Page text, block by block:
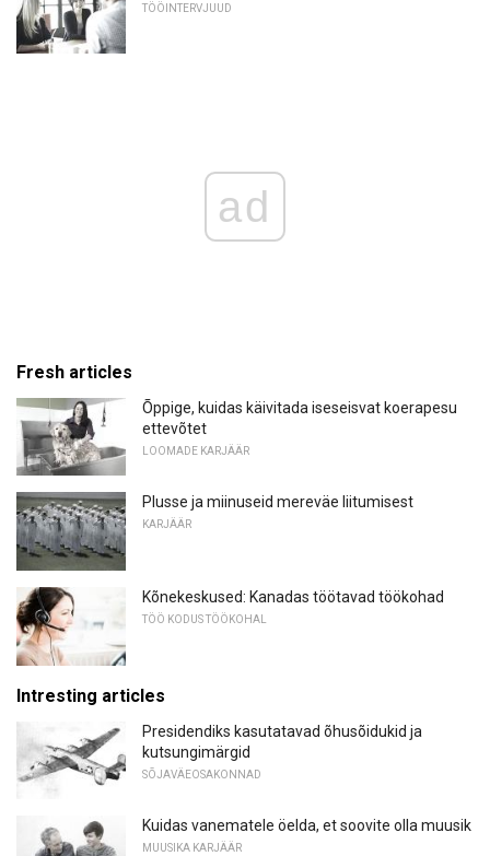
TÖÖINTERVJUUD
ad
Fresh articles
Õppige, kuidas käivitada iseseisvat koerapesu
ettevõtet
LOOMADE KARJÄÄR
Plusse ja miinuseid mereväe liitumisest
KARJÄÄR
Kõnekeskused: Kanadas töötavad töökohad
TÖÖ KODUS TÖÖKOHAL
Intresting articles
Presidendiks kasutatavad õhusõidukid ja
kutsungimärgid
SÕJAVÄEOSAKONNAD
Kuidas vanematele öelda, et soovite olla muusik
MUUSIKA KARJÄÄR